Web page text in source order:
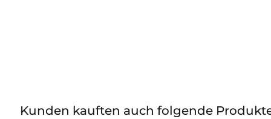
Kunden kauften auch folgende